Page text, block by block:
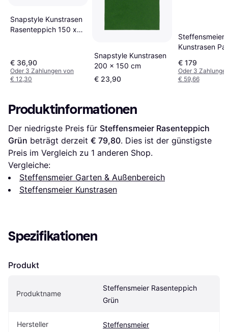
Snapstyle Kunstrasen
Rasenteppich 150 x
€ 36,90
Oder 3 Zahlungen von
€ 12,30
Snapstyle Kunstrasen
200 x 150 cm
€ 23,90
Steffensmeier
Kunstrasen
€ 179
Oder 3
€ 59,66
Produktinformationen
Der niedrigste Preis für Steffensmeier Rasenteppich
Grün beträgt derzeit € 79,80. Dies ist der günstigste
Preis im Vergleich zu 1 anderen Shop.
Vergleiche:
Steffensmeier Garten & Außenbereich
Steffensmeier Kunstrasen
Spezifikationen
Produkt
Produktname
Steffensmeier Rasenteppich
Grün
Hersteller Steffensmeier